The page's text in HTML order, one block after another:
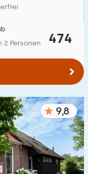
474
2 Personen
9,8